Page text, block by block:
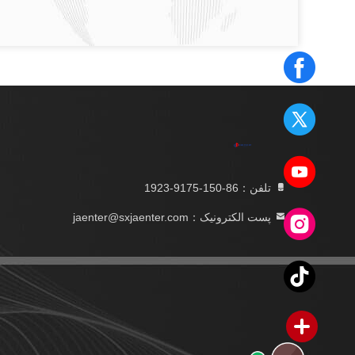
تلفن：86-150-9175-1923
پست الکترونیک：jaenter@sxjaenter.com